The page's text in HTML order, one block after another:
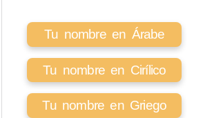
Tu nombre en Árabe
Tu nombre en Cirílico
Tu nombre en Griego